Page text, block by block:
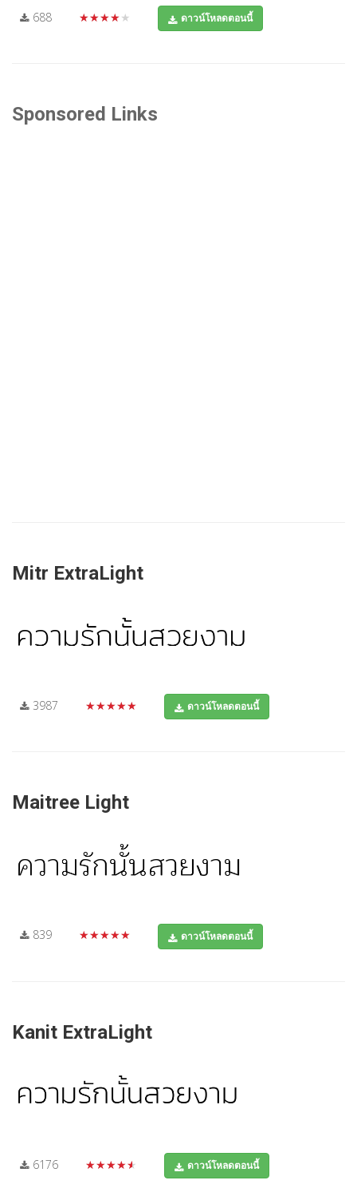
688 ★★★★★ ดาวน์โหลดตอนนี้
Sponsored Links
Mitr ExtraLight
3987 ★★★★★ ดาวน์โหลดตอนนี้
Maitree Light
839 ★★★★★ ดาวน์โหลดตอนนี้
Kanit ExtraLight
6176 ★★★★★ ดาวน์โหลดตอนนี้